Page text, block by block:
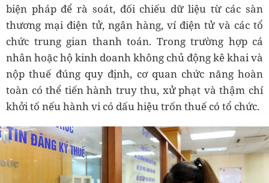
biện pháp để rà soát, đối chiếu dữ liệu từ các sàn
thương mại điện tử, ngân hàng, ví điện tử và các tổ
chức trung gian thanh toán. Trong trường hợp cá
nhân hoặc hộ kinh doanh không chủ động kê khai và
nộp thuế đúng quy định, cơ quan chức năng hoàn
toàn có thể tiến hành truy thu, xử phạt và thậm chí
khởi tố nếu hành vi có dấu hiệu trốn thuế có tổ chức.